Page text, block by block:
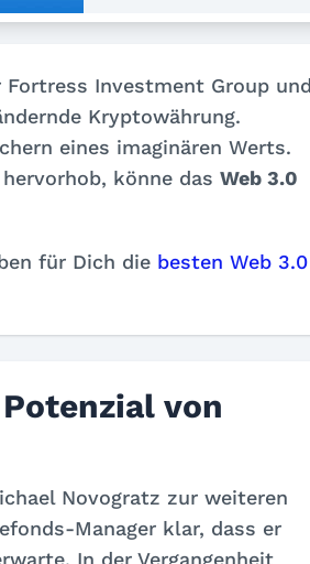
Fortress Investment Group
Kryptowährung.
eines imaginären Werts.
könne das Web 3.0
für Dich die besten Web 3.0
von
Novogratz zur weiteren
Manager klar, dass er
In der Vergangenheit